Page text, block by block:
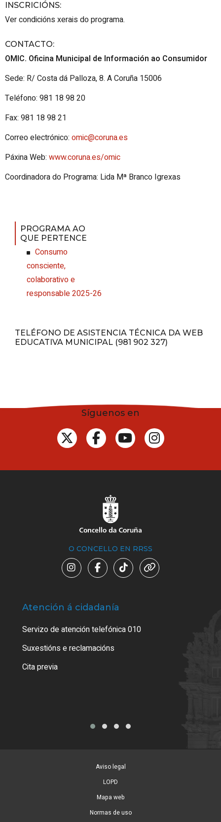
INSCRICIÓNS:
Ver condicións xerais do programa.
CONTACTO:
OMIC. Oficina Municipal de Información ao Consumidor
Sede: R/ Costa dá Palloza, 8. A Coruña 15006
Teléfono: 981 18 98 20
Fax: 981 18 98 21
Correo electrónico: omic@coruna.es
Páxina Web: www.coruna.es/omic
Coordinadora do Programa: Lida Mª Branco Igrexas
PROGRAMA AO
QUE PERTENCE
Consumo
consciente,
colaborativo e
responsable 2025-26
TELÉFONO DE ASISTENCIA TÉCNICA DA WEB
EDUCATIVA MUNICIPAL (981 902 327)
Síguenos en
O CONCELLO EN RRSS
Atención á cidadanía
Servizo de atención telefónica 010
Suxestións e reclamacións
Cita previa
Aviso legal
LOPD
Mapa web
Normas de uso